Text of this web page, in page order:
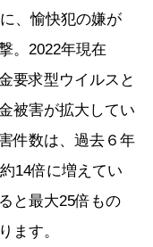
、愉快犯の嫌が
。2022年現在
要求型ウイルスと
被害が拡大してい
件数は、過去６年
14倍に増えてい
と最大25倍もの
ます。